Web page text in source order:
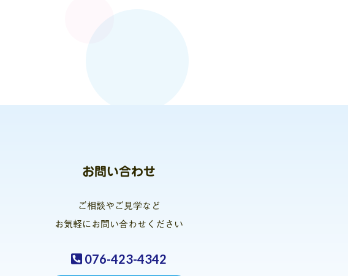
お問い合わせ
ご相談やご見学など
お気軽にお問い合わせください
076-423-4342